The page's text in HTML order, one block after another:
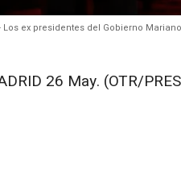
Los ex presidentes del Gobierno
26 May. (OTR/